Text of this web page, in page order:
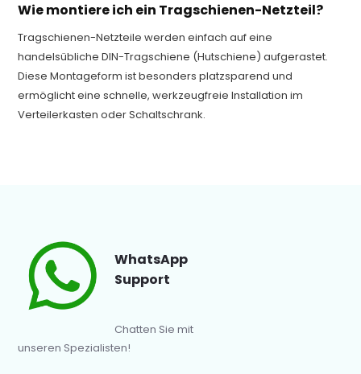
Wie montiere ich ein Tragschienen-Netzteil?
Tragschienen-Netzteile werden einfach auf eine
handelsübliche DIN-Tragschiene (Hutschiene) aufgerastet.
Diese Montageform ist besonders platzsparend und
ermöglicht eine schnelle, werkzeugfreie Installation im
Verteilerkasten oder Schaltschrank.
WhatsApp
Support
Chatten Sie mit
unseren Spezialisten!